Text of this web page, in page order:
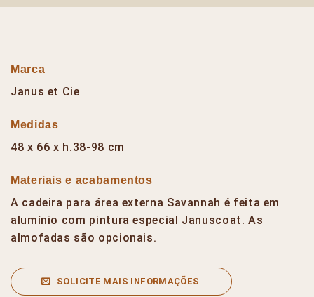
Marca
Janus et Cie
Medidas
48 x 66 x h.38-98 cm
Materiais e acabamentos
A cadeira para área externa Savannah é feita em
alumínio com pintura especial Januscoat. As
almofadas são opcionais.
SOLICITE MAIS INFORMAÇÕES